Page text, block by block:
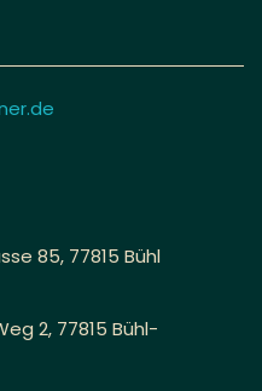
85, 77815 Bühl
2, 77815 Bühl-